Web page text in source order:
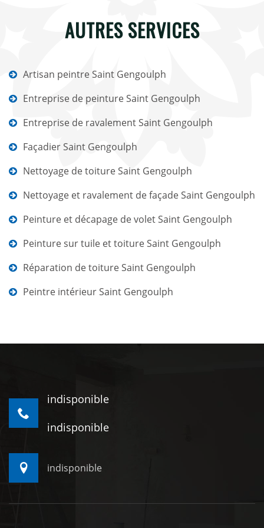
AUTRES SERVICES
Artisan peintre Saint Gengoulph
Entreprise de peinture Saint Gengoulph
Entreprise de ravalement Saint Gengoulph
Façadier Saint Gengoulph
Nettoyage de toiture Saint Gengoulph
Nettoyage et ravalement de façade Saint Gengoulph
Peinture et décapage de volet Saint Gengoulph
Peinture sur tuile et toiture Saint Gengoulph
Réparation de toiture Saint Gengoulph
Peintre intérieur Saint Gengoulph
indisponible
indisponible
indisponible